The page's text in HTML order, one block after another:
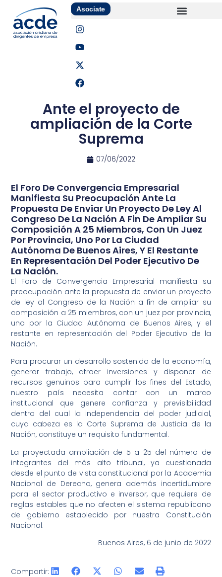
Asociate
Ante el proyecto de
ampliación de la Corte
Suprema
07/06/2022
El Foro De Convergencia Empresarial
Manifiesta Su Preocupación Ante La
Propuesta De Enviar Un Proyecto De Ley Al
Congreso De La Nación A Fin De Ampliar Su
Composición A 25 Miembros, Con Un Juez
Por Provincia, Uno Por La Ciudad
Autónoma De Buenos Aires, Y El Restante
En Representación Del Poder Ejecutivo De
La Nación.
El Foro de Convergencia Empresarial manifiesta su
preocupación ante la propuesta de enviar un proyecto
de ley al Congreso de la Nación a fin de ampliar su
composición a 25 miembros, con un juez por provincia,
uno por la Ciudad Autónoma de Buenos Aires, y el
restante en representación del Poder Ejecutivo de la
Nación.
Para procurar un desarrollo sostenido de la economía,
generar trabajo, atraer inversiones y disponer de
recursos genuinos para cumplir los fines del Estado,
nuestro país necesita contar con un marco
institucional que genere confianza y previsibilidad
dentro del cual la independencia del poder judicial,
cuya cabeza es la Corte Suprema de Justicia de la
Nación, constituye un requisito fundamental.
La proyectada ampliación de 5 a 25 del número de
integrantes del más alto tribunal, ya cuestionada
desde el punto de vista constitucional por la Academia
Nacional de Derecho, genera además incertidumbre
para el sector productivo e inversor, que requiere de
reglas estables que no afecten el sistema republicano
de gobierno establecido por nuestra Constitución
Nacional.
Buenos Aires, 6 de junio de 2022
Compartir: